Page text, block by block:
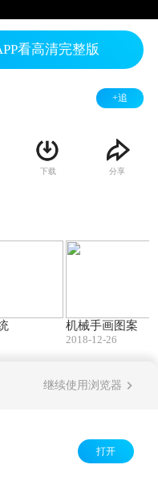
看高清完整版
+追
下载 分享
机械手画图案
2018-12-26
继续使用浏览器
打开